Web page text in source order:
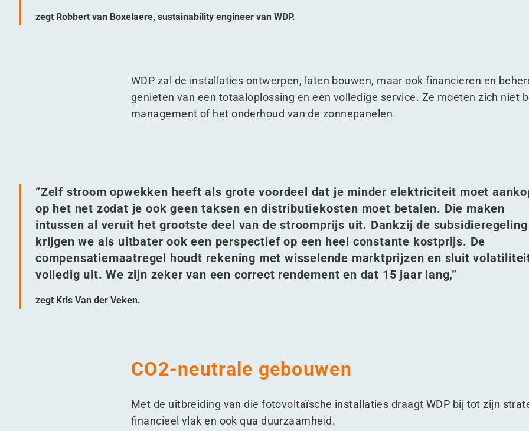
zegt Robbert van Boxelaere, sustainability engineer van WDP.
WDP zal de installaties ontwerpen, laten bouwen, maar ook financieren en
genieten van een totaaloplossing en een volledige service. Ze moeten zich niet
management of het onderhoud van de zonnepanelen.
“Zelf stroom opwekken heeft als grote voordeel dat je minder elektriciteit moet
op het net zodat je ook geen taksen en distributiekosten moet betalen. Die maken
intussen al veruit het grootste deel van de stroomprijs uit. Dankzij de subsidieregeling
krijgen we als uitbater ook een perspectief op een heel constante kostprijs. De
compensatiemaatregel houdt rekening met wisselende marktprijzen en sluit
volledig uit. We zijn zeker van een correct rendement en dat 15 jaar lang,”
zegt Kris Van der Veken.
CO2-neutrale gebouwen
Met de uitbreiding van die fotovoltaïsche installaties draagt WDP bij tot zijn
financieel vlak en ook qua duurzaamheid.